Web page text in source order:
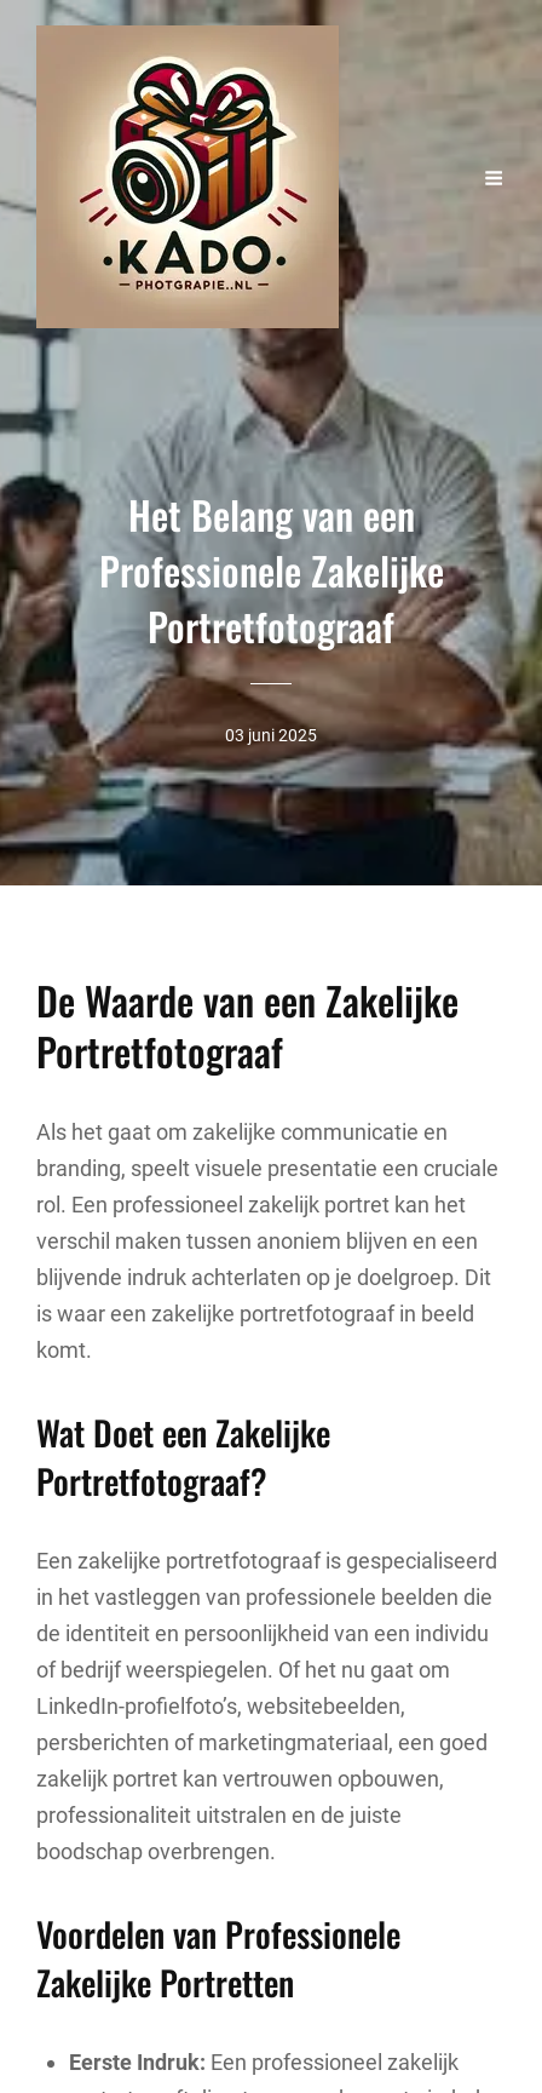
Het Belang van een
Professionele Zakelijke
Portretfotograaf
03 juni 2025
De Waarde van een Zakelijke
Portretfotograaf
Als het gaat om zakelijke communicatie en
branding, speelt visuele presentatie een cruciale
rol. Een professioneel zakelijk portret kan het
verschil maken tussen anoniem blijven en een
blijvende indruk achterlaten op je doelgroep. Dit
is waar een zakelijke portretfotograaf in beeld
komt.
Wat Doet een Zakelijke
Portretfotograaf?
Een zakelijke portretfotograaf is gespecialiseerd
in het vastleggen van professionele beelden die
de identiteit en persoonlijkheid van een individu
of bedrijf weerspiegelen. Of het nu gaat om
LinkedIn-profielfoto’s, websitebeelden,
persberichten of marketingmateriaal, een goed
zakelijk portret kan vertrouwen opbouwen,
professionaliteit uitstralen en de juiste
boodschap overbrengen.
Voordelen van Professionele
Zakelijke Portretten
Eerste Indruk: Een professioneel zakelijk